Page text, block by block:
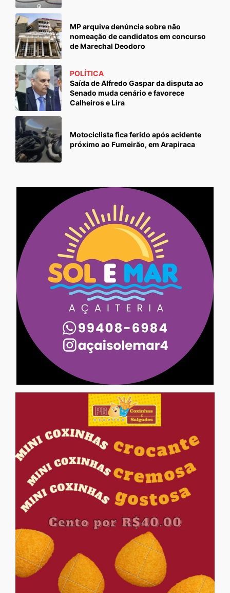
MP arquiva denúncia sobre não
nomeação de candidatos em concurso
de Marechal Deodoro
POLÍTICA
Saída de Alfredo Gaspar da disputa ao
Senado muda cenário e favorece
Calheiros e Lira
Motociclista fica ferido após acidente
próximo ao Fumeirão, em Arapiraca